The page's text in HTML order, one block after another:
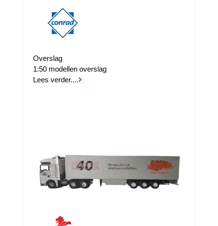
Overslag
1:50 modellen overslag
Lees verder....